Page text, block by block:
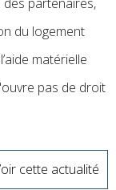
du logement
matérielle
pas de droit
cette actualité